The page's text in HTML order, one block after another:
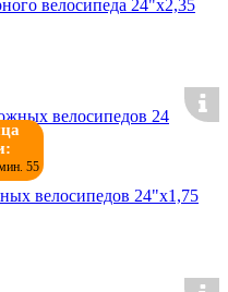
велосипеда 24"х2,35
55
велосипедов 24"х1,75